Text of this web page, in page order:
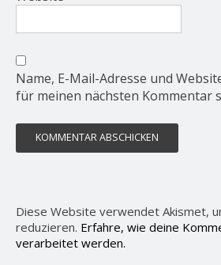
Name, E-Mail-Adresse und
für meinen nächsten Kommentar
Diese Website verwendet Akismet,
reduzieren. Erfahre, wie deine
verarbeitet werden.